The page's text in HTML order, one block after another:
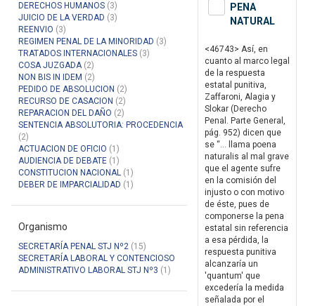
DERECHOS HUMANOS (3)
JUICIO DE LA VERDAD (3)
REENVIO (3)
REGIMEN PENAL DE LA MINORIDAD (3)
TRATADOS INTERNACIONALES (3)
COSA JUZGADA(2)
NON BIS IN IDEM (2)
PEDIDO DE ABSOLUCION (2)
RECURSO DE CASACION (2)
REPARACION DEL DAÑO (2)
SENTENCIA ABSOLUTORIA: PROCEDENCIA
(2)
ACTUACION DE OFICIO (1)
AUDIENCIA DE DEBATE (1)
CONSTITUCION NACIONAL (1)
DEBER DE IMPARCIALIDAD (1)
Organismo
SECRETARÍA PENAL STJ Nº2 (15)
SECRETARÍA LABORAL Y CONTENCIOSO
ADMINISTRATIVO LABORAL STJ Nº3 (1)
PENA
NATURAL
<46743> Así, en
cuanto al marco legal
de la respuesta
estatal punitiva,
Zaffaroni, Alagia y
Slokar (Derecho
Penal. Parte General,
pág. 952) dicen que
se “... llama poena
naturalis al mal grave
que el agente sufre
en la comisión del
injusto o con motivo
de éste, pues de
componerse la pena
estatal sin referencia
a esa pérdida, la
respuesta punitiva
alcanzaría un
'quantum' que
excedería la medida
señalada por el